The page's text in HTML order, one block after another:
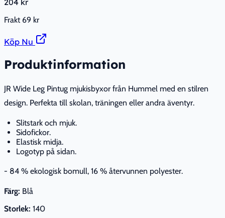
Frakt 69 kr
Köp Nu
Produktinformation
JR Wide Leg Pintug mjukisbyxor från Hummel med en stilren
design. Perfekta till skolan, träningen eller andra äventyr.
Slitstark och mjuk.
Sidofickor.
Elastisk midja.
Logotyp på sidan.
- 84 % ekologisk bomull, 16 % återvunnen polyester.
Färg: Blå
Storlek: 140